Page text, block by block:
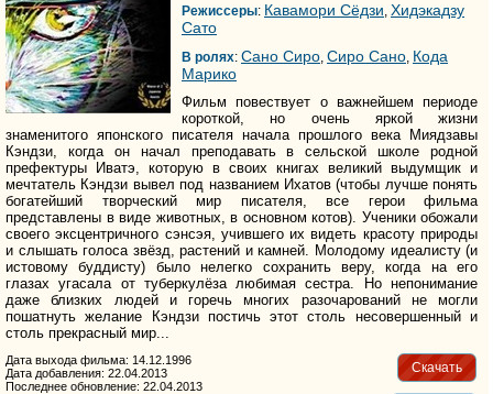
Режиссеры: Кавамори Сёдзи, Хидэкадзу
Сато
В ролях: Сано Сиро, Сиро Сано, Кода
Марико
Фильм повествует о важнейшем периоде
короткой, но очень яркой жизни
знаменитого японского писателя начала прошлого века Миядзавы
Кэндзи, когда он начал преподавать в сельской школе родной
префектуры Иватэ, которую в своих книгах великий выдумщик и
мечтатель Кэндзи вывел под названием Ихатов (чтобы лучше понять
богатейший творческий мир писателя, все герои фильма
представлены в виде животных, в основном котов). Ученики обожали
своего эксцентричного сэнсэя, учившего их видеть красоту природы
и слышать голоса звёзд, растений и камней. Молодому идеалисту (и
истовому буддисту) было нелегко сохранить веру, когда на его
глазах угасала от туберкулёза любимая сестра. Но непонимание
даже близких людей и горечь многих разочарований не могли
пошатнуть желание Кэндзи постичь этот столь несовершенный и
столь прекрасный мир...
Скачать
Дата выхода фильма: 14.12.1996
Дата добавления: 22.04.2013
Последнее обновление: 22.04.2013